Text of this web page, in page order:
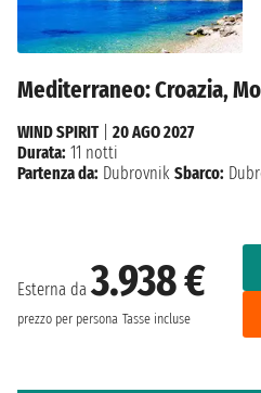
Mediterraneo: Croazia,
Esterna da3.938 €
prezzo per persona Tasse incluse
WIND SPIRIT| 20 AGO 2027
Durata: 11 notti
Partenza da: Dubrovnik Sbarco: